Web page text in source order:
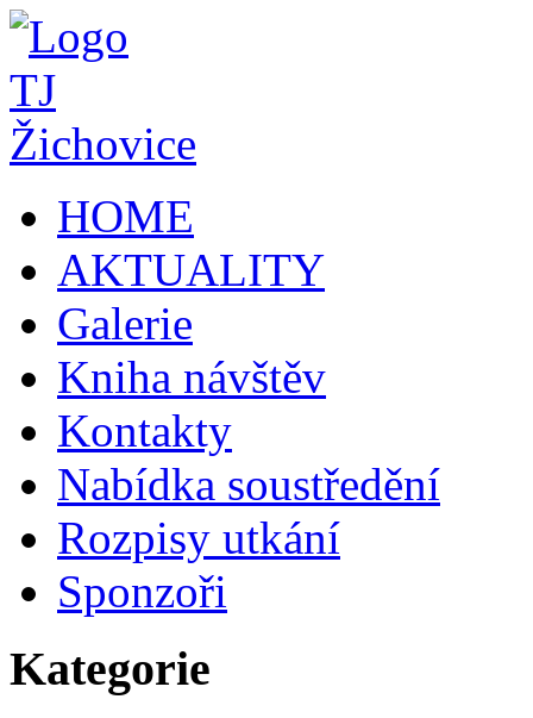
HOME
AKTUALITY
Galerie
Kniha návštěv
Kontakty
Nabídka soustředění
Rozpisy utkání
Sponzoři
Kategorie